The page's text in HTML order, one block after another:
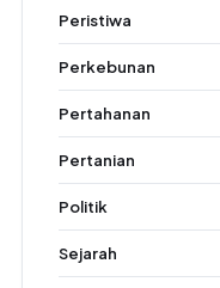
Peristiwa
Perkebunan
Pertahanan
Pertanian
Politik
Sejarah